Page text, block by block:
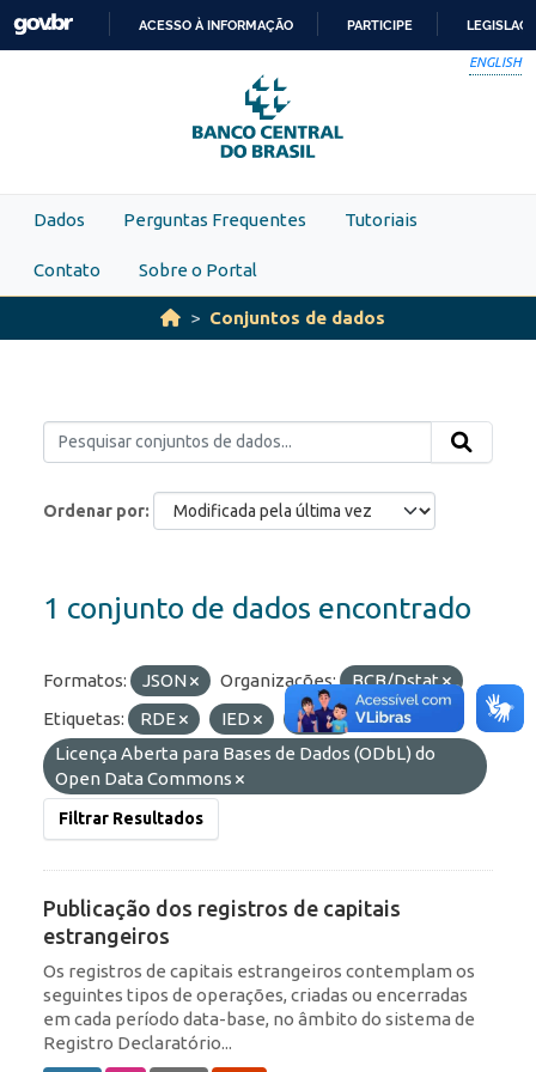
Skip to main content
PARA
O
CONTEÚDO
ACESSO À INFORMAÇÃO PARTICIPE
ENGLISH
Dados Perguntas Frequentes Tutoriais
Contato Sobre o Portal
Conjuntos de dados
Ordenar por
1 conjunto de dados encontrado
Formatos: JSON Organizações:
BCB/Dstat
Etiquetas:
RDE IED ROF
Licenças:
Licença Aberta para Bases de Dados (ODbL) do
Open Data Commons
Filtrar Resultados
Publicação dos registros de capitais
estrangeiros
Os registros de capitais estrangeiros contemplam os
seguintes tipos de operações, criadas ou encerradas
em cada período data-base, no âmbito do sistema de
Registro Declaratório...